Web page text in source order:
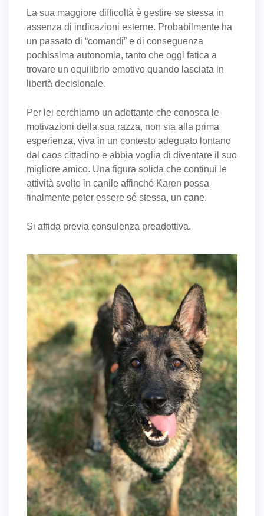
La sua maggiore difficoltà è gestire se stessa in
assenza di indicazioni esterne. Probabilmente ha
un passato di “comandi” e di conseguenza
pochissima autonomia, tanto che oggi fatica a
trovare un equilibrio emotivo quando lasciata in
libertà decisionale.
Per lei cerchiamo un adottante che conosca le
motivazioni della sua razza, non sia alla prima
esperienza, viva in un contesto adeguato lontano
dal caos cittadino e abbia voglia di diventare il suo
migliore amico. Una figura solida che continui le
attività svolte in canile affinché Karen possa
finalmente poter essere sé stessa, un cane.
Si affida previa consulenza preadottiva.